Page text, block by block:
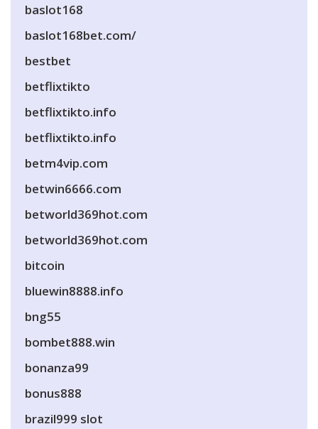
baslot168
baslot168bet.com/
bestbet
betflixtikto
betflixtikto.info
betflixtikto.info
betm4vip.com
betwin6666.com
betworld369hot.com
betworld369hot.com
bitcoin
bluewin8888.info
bng55
bombet888.win
bonanza99
bonus888
brazil999 slot